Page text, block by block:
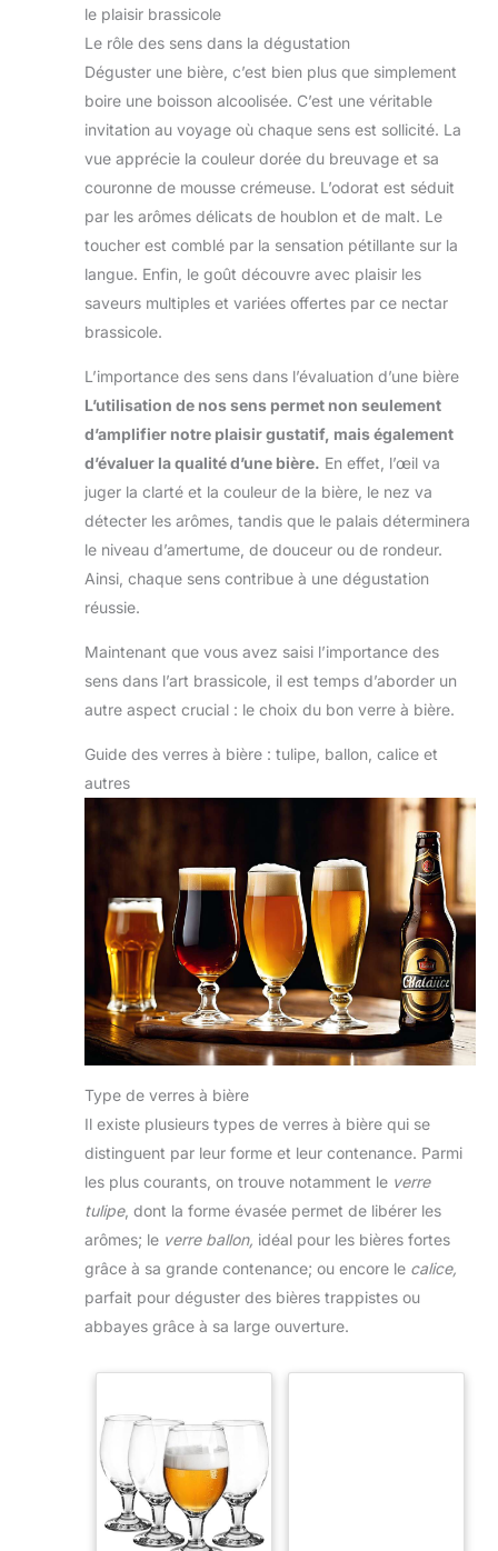
le plaisir brassicole
Le rôle des sens dans la dégustation
Déguster une bière, c’est bien plus que simplement
boire une boisson alcoolisée. C’est une véritable
invitation au voyage où chaque sens est sollicité. La
vue apprécie la couleur dorée du breuvage et sa
couronne de mousse crémeuse. L’odorat est séduit
par les arômes délicats de houblon et de malt. Le
toucher est comblé par la sensation pétillante sur la
langue. Enfin, le goût découvre avec plaisir les
saveurs multiples et variées offertes par ce nectar
brassicole.
L’importance des sens dans l’évaluation d’une bière
L’utilisation de nos sens permet non seulement
d’amplifier notre plaisir gustatif, mais également
d’évaluer la qualité d’une bière. En effet, l’œil va
juger la clarté et la couleur de la bière, le nez va
détecter les arômes, tandis que le palais déterminera
le niveau d’amertume, de douceur ou de rondeur.
Ainsi, chaque sens contribue à une dégustation
réussie.
Maintenant que vous avez saisi l’importance des
sens dans l’art brassicole, il est temps d’aborder un
autre aspect crucial : le choix du bon verre à bière.
Guide des verres à bière : tulipe, ballon, calice et
autres
Type de verres à bière
Il existe plusieurs types de verres à bière qui se
distinguent par leur forme et leur contenance. Parmi
les plus courants, on trouve notamment le verre
tulipe, dont la forme évasée permet de libérer les
arômes; le verre ballon, idéal pour les bières fortes
grâce à sa grande contenance; ou encore le calice,
parfait pour déguster des bières trappistes ou
abbayes grâce à sa large ouverture.